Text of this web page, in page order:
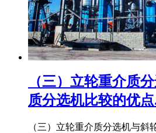
（三）立轮重介质
质分选机比较的优
（三）立轮重介质分选机与斜